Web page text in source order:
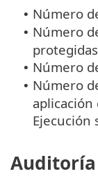
• Número
• Número
protegidas
• Número
• Número
aplicación
Ejecución